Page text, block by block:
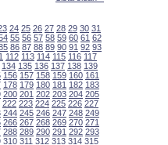
24 25 26 27 28 29 30 31
55 56 57 58 59 60 61 62
86 87 88 89 90 91 92 93
112 113 114 115 116 117
134 135 136 137 138 139
156 157 158 159 160 161
178 179 180 181 182 183
200 201 202 203 204 205
222 223 224 225 226 227
244 245 246 247 248 249
266 267 268 269 270 271
288 289 290 291 292 293
310 311 312 313 314 315